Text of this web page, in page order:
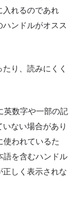
入れるのであれ
ンドルがオスス
り、読みにくく
英数字や一部の記
ない場合があり
使われているた
語を含むハンドル
正しく表示されな